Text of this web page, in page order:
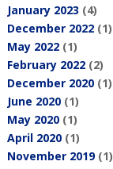
January 2023 (4)
December 2022(1)
May 2022(1)
February 2022(2)
December 2020(1)
June 2020(1)
May 2020(1)
April 2020(1)
November 2019(1)